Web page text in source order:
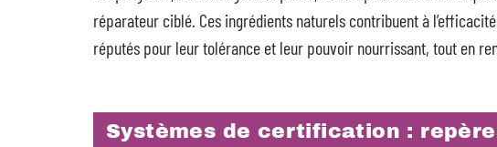
réparateur ciblé. Ces ingrédients naturels contribuent à
réputés pour leur tolérance et leur pouvoir nourrissant, tout en
Systèmes de certification :